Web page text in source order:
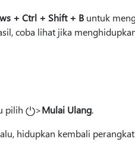
+ Ctrl + Shift + B untuk
coba lihat jika
pilih >Mulai Ulang.
hidupkan kembali